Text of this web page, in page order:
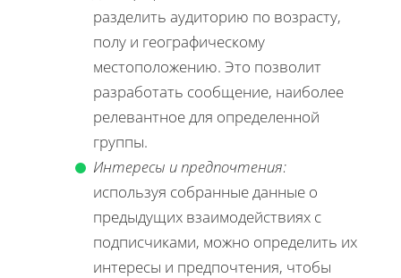
разделить аудиторию по возрасту,
полу и географическому
местоположению. Это позволит
разработать сообщение, наиболее
релевантное для определенной
группы.
Интересы и предпочтения:
используя собранные данные о
предыдущих взаимодействиях с
подписчиками, можно определить их
интересы и предпочтения, чтобы